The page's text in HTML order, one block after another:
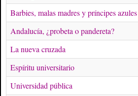
Barbies, malas madres y príncipes azules
Andalucía, ¿probeta o pandereta?
La nueva cruzada
Espíritu universitario
Universidad pública